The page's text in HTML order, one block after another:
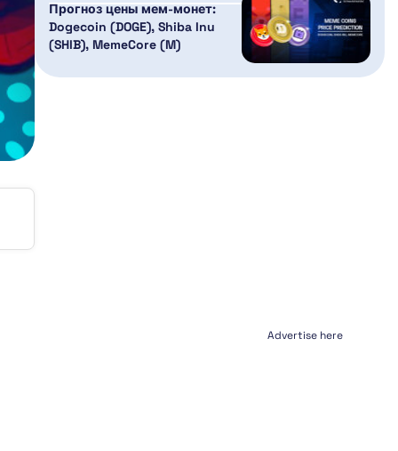
Прогноз цены мем-монет:
Dogecoin (DOGE), Shiba Inu
(SHIB), MemeCore (M)
Advertise here